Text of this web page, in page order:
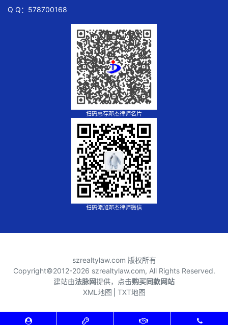
Q Q：578700168
扫码惠存邓杰律师名片
扫码添加邓杰律师微信
szrealtylaw.com 版权所有
Copyright©2012-2026 szrealtylaw.com, All Rights Reserved.
建站由法脉网提供，点击购买同款网站
XML地图
TXT地图